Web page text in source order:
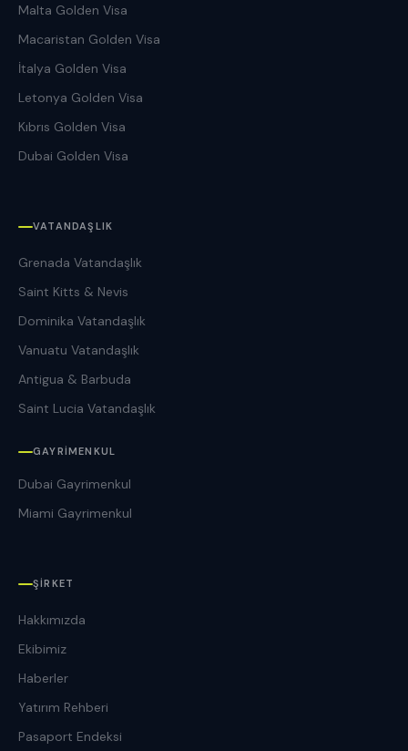
Malta Golden Visa
Macaristan Golden Visa
İtalya Golden Visa
Letonya Golden Visa
Kıbrıs Golden Visa
Dubai Golden Visa
VATANDAŞLIK
Grenada Vatandaşlık
Saint Kitts & Nevis
Dominika Vatandaşlık
Vanuatu Vatandaşlık
Antigua & Barbuda
Saint Lucia Vatandaşlık
GAYRIMENKUL
Dubai Gayrimenkul
Miami Gayrimenkul
ŞIRKET
Hakkımızda
Ekibimiz
Haberler
Yatırım Rehberi
Pasaport Endeksi